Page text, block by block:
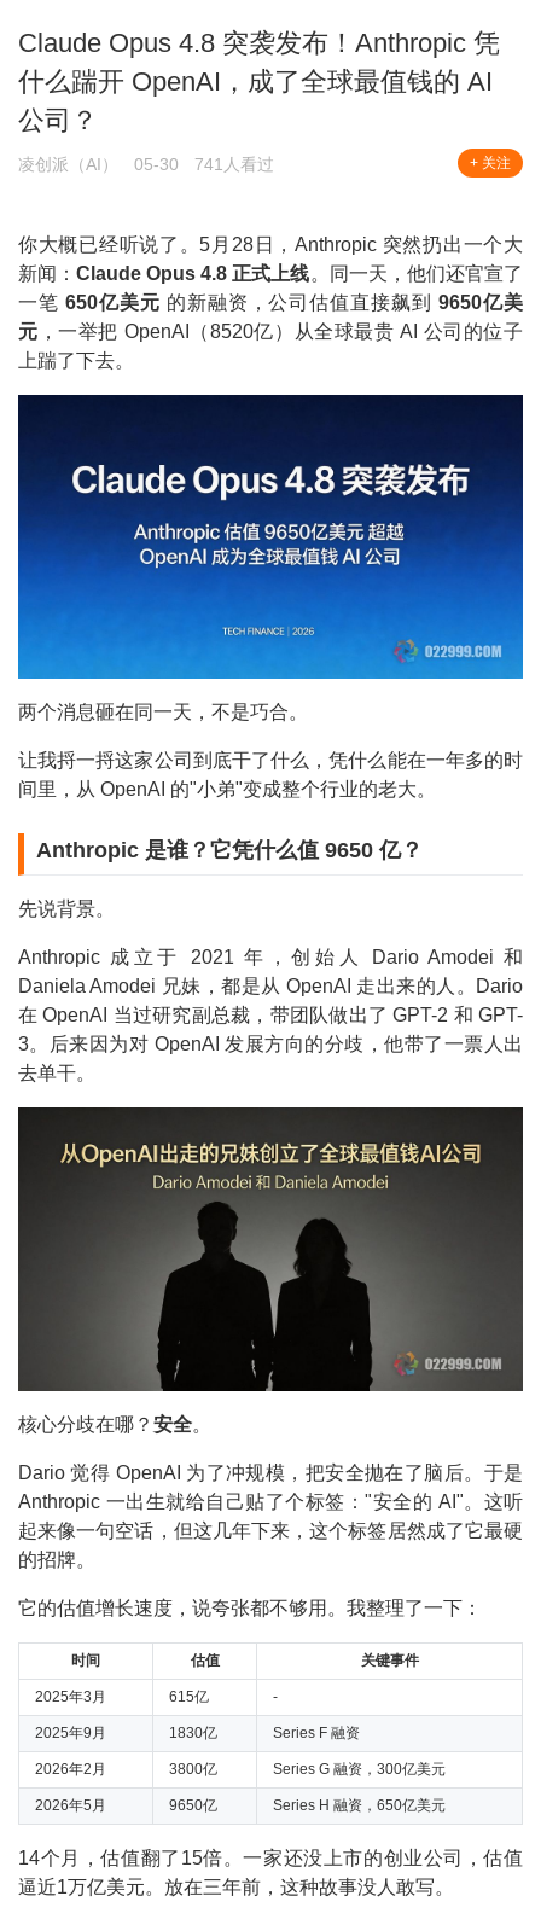
Claude Opus 4.8 突袭发布！Anthropic 凭
什么踹开 OpenAI，成了全球最值钱的 AI
公司？
凌创派（AI） 05-30 741人看过 + 关注
你大概已经听说了。5月28日，Anthropic 突然扔出一个大
新闻：Claude Opus 4.8 正式上线。同一天，他们还官宣了
一笔 650亿美元 的新融资，公司估值直接飙到9650亿美
元 ，一举把 OpenAI（8520亿）从全球最贵 AI 公司的位子
上踹了下去。
两个消息砸在同一天，不是巧合。
让我捋一捋这家公司到底干了什么，凭什么能在一年多的时
间里，从 OpenAI 的"小弟"变成整个行业的老大。
Anthropic 是谁？它凭什么值 9650 亿？
先说背景。
Anthropic 成立于 2021 年，创始人 Dario Amodei 和
Daniela Amodei 兄妹，都是从 OpenAI 走出来的人。Dario
在 OpenAI 当过研究副总裁，带团队做出了 GPT-2 和 GPT-
3。后来因为对 OpenAI 发展方向的分歧，他带了一票人出
去单干。
核心分歧在哪？ 安全。
Dario 觉得 OpenAI 为了冲规模，把安全抛在了脑后。于是
Anthropic 一出生就给自己贴了个标签："安全的 AI"。这听
起来像一句空话，但这几年下来，这个标签居然成了它最硬
的招牌。
它的估值增长速度，说夸张都不够用。我整理了一下：
时间 估值 关键事件
2025年3月 615亿 -
2025年9月 1830亿 Series F 融资
2026年2月 3800亿 Series G 融资，300亿美元
2026年5月 9650亿 Series H 融资，650亿美元
14个月，估值翻了15倍。一家还没上市的创业公司，估值
逼近1万亿美元。放在三年前，这种故事没人敢写。